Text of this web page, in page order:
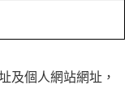
及個人網站網址，